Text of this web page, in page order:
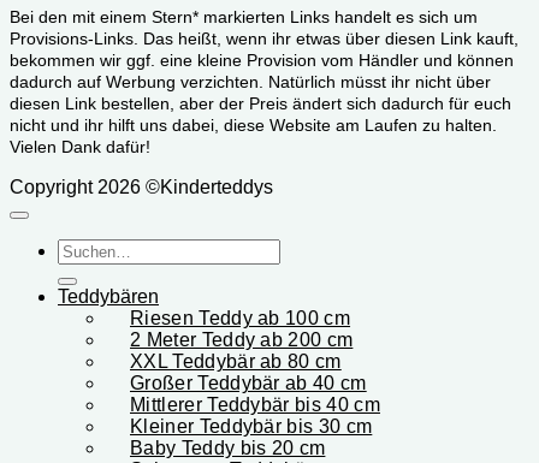
Bei den mit einem Stern* markierten Links handelt es sich um
Provisions-Links. Das heißt, wenn ihr etwas über diesen Link kauft,
bekommen wir ggf. eine kleine Provision vom Händler und können
dadurch auf Werbung verzichten. Natürlich müsst ihr nicht über
diesen Link bestellen, aber der Preis ändert sich dadurch für euch
nicht und ihr hilft uns dabei, diese Website am Laufen zu halten.
Vielen Dank dafür!
Copyright 2026 ©Kinderteddys
Suchen
nach:
Teddybären
Riesen Teddy ab 100 cm
2 Meter Teddy ab 200 cm
XXL Teddybär ab 80 cm
Großer Teddybär ab 40 cm
Mittlerer Teddybär bis 40 cm
Kleiner Teddybär bis 30 cm
Baby Teddy bis 20 cm